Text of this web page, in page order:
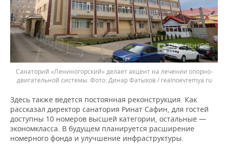
Санаторий «Лениногорский» делает акцент на лечении опорно-
двигательной системы.
Динар Фатыхов / realnoevremya.ru
Здесь также ведется постоянная реконструкция. Как
рассказал директор санатория Ринат Сафин, для гостей
доступны 10 номеров высшей категории, остальные —
экономкласса. В будущем планируется расширение
номерного фонда и улучшение инфраструктуры.